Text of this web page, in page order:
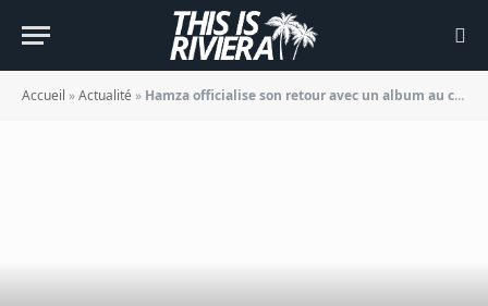
Accueil »Actualité » Hamza officialise son retour avec un album au casting XXL